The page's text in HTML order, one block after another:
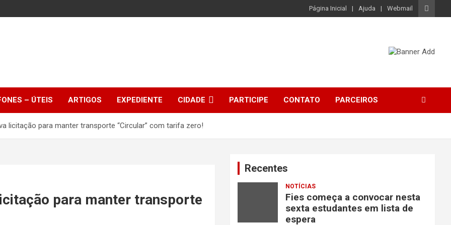
Página Inicial Ajuda Webmail
– ÚTEIS ARTIGOS EXPEDIENTE CIDADE PARTICIPE CONTATO PARCEIROS
licitação para manter transporte “Circular” com tarifa zero!
para manter transporte
Recentes
NOTÍCIAS
Fies começa a convocar nesta
sexta estudantes em lista de
espera